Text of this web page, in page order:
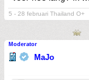
5 - 28 februari Thailand O+
Moderator
MaJo